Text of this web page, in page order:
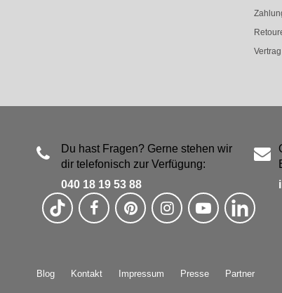
Du hast Fragen? Gerne stehen wir
dir telefonisch zur Verfügung:
040 18 19 53 88
Blog Kontakt Impressum Presse Partner